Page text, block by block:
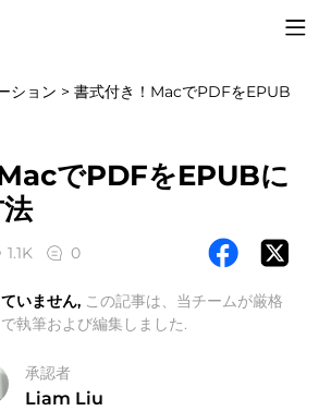
ション > 書式付き！MacでPDFをEPUB
でPDFをEPUBに
1.1K 0
いません, この記事は、当チームが厳格
執筆および編集しました.
承認者
Liam Liu